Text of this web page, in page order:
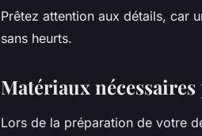
Prêtez attention aux détails, car
sans heurts.
Matériaux nécessaires
Lors de la préparation de votre